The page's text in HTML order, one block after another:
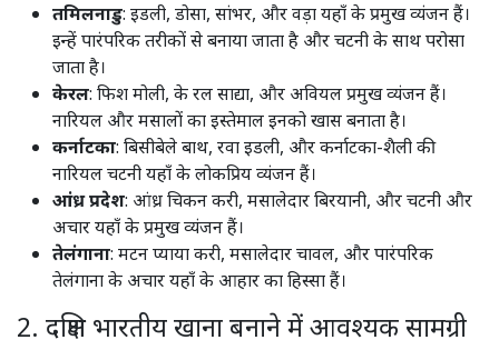
तमिलनाडु: इडली, डोसा, सांभर, और वड़ा यहाँ के प्रमुख व्यंजन हैं।
इन्हें पारंपरिक तरीकों से बनाया जाता है और चटनी के साथ परोसा
जाता है। ​
केरल: फिश मोली, के रल साद्या, और अवियल प्रमुख व्यंजन हैं।
नारियल और मसालों का इस्तेमाल इनको खास बनाता है। ​
कर्नाटका: बिसीबेले बाथ, रवा इडली, और कर्नाटका-शैली की
नारियल चटनी यहाँ के लोकप्रिय व्यंजन हैं।​
आंध्र प्रदेश: आंध्र चिकन करी, मसालेदार बिरयानी, और चटनी और
अचार यहाँ के प्रमुख व्यंजन हैं।​
तेलंगाना: मटन प्याया करी, मसालेदार चावल, और पारंपरिक
तेलंगाना के अचार यहाँ के आहार का हिस्सा हैं।​
2. दक्षिण भारतीय खाना बनाने में आवश्यक सामग्री